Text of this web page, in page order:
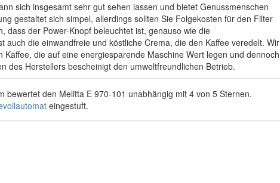
sich insgesamt sehr gut sehen lassen und bietet Genussmenschen
gestaltet sich simpel, allerdings sollten Sie Folgekosten für den Filter
dass der Power-Knopf beleuchtet ist, genauso wie die
auch die einwandfreie und köstliche Crema, die den Kaffee veredelt. Wir
die auf eine energiesparende Maschine Wert legen und dennoch
des Herstellers bescheinigt den umweltfreundlichen Betrieb.
bewertet den Melitta E 970-101 unabhängig mit 4 von 5 Sternen.
eingestuft.